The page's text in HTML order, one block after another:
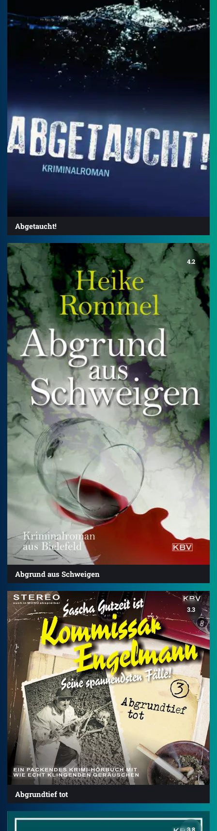
Abgetaucht!
4.2
Abgrund aus Schweigen
3.3
Abgrundtief tot